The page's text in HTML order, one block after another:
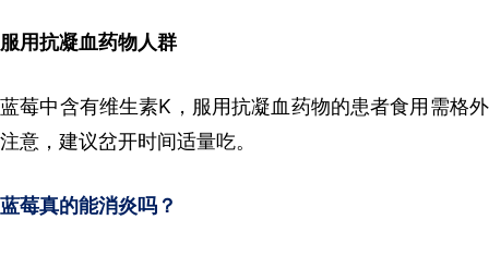
服用抗凝血药物人群
蓝莓中含有维生素K，服用抗凝血药物的患者食用需格外
注意，建议岔开时间适量吃。
蓝莓真的能消炎吗？